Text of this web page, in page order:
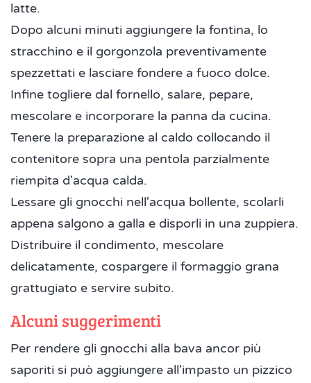
latte.
Dopo alcuni minuti aggiungere la fontina, lo
stracchino e il gorgonzola preventivamente
spezzettati e lasciare fondere a fuoco dolce.
Infine togliere dal fornello, salare, pepare,
mescolare e incorporare la panna da cucina.
Tenere la preparazione al caldo collocando il
contenitore sopra una pentola parzialmente
riempita d'acqua calda.
Lessare gli gnocchi nell'acqua bollente, scolarli
appena salgono a galla e disporli in una zuppiera.
Distribuire il condimento, mescolare
delicatamente, cospargere il formaggio grana
grattugiato e servire subito.
Alcuni suggerimenti
Per rendere gli gnocchi alla bava ancor più
saporiti si può aggiungere all'impasto un pizzico